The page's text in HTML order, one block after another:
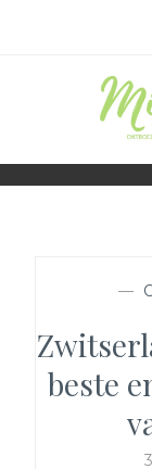
ONDERWEG
—
beste